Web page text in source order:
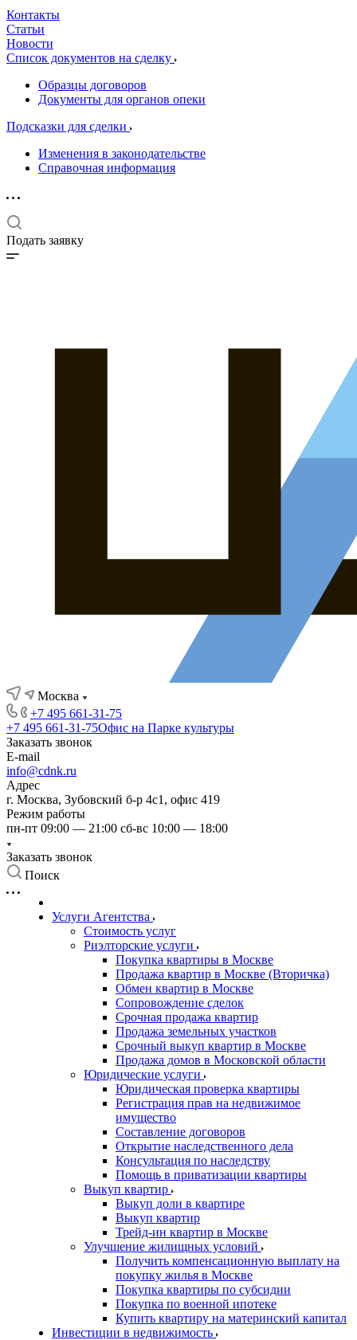
Контакты
Статьи
Новости
Список документов на сделку
Образцы договоров
Документы для органов опеки
Подсказки для сделки
Изменения в законодательстве
Справочная информация
Подать заявку
Москва
+7 495 661-31-75
+7 495 661-31-75Офис на Парке культуры
Заказать звонок
E-mail
info@cdnk.ru
Адрес
г. Москва, Зубовский б-р 4с1, офис 419
Режим работы
пн-пт 09:00 — 21:00 сб-вс 10:00 — 18:00
Заказать звонок
Поиск
Услуги Агентства
Стоимость услуг
Риэлторские услуги
Покупка квартиры в Москве
Продажа квартир в Москве (Вторичка)
Обмен квартир в Москве
Сопровождение сделок
Срочная продажа квартир
Продажа земельных участков
Срочный выкуп квартир в Москве
Продажа домов в Московской области
Юридические услуги
Юридическая проверка квартиры
Регистрация прав на недвижимое
имущество
Составление договоров
Открытие наследственного дела
Консультация по наследству
Помощь в приватизации квартиры
Выкуп квартир
Выкуп доли в квартире
Выкуп квартир
Трейд-ин квартир в Москве
Улучшение жилищных условий
Получить компенсационную выплату на
покупку жилья в Москве
Покупка квартиры по субсидии
Покупка по военной ипотеке
Купить квартиру на материнский капитал
Инвестиции в недвижимость